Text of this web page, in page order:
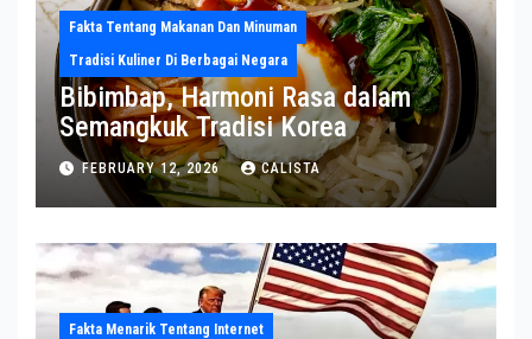
Fakta Tentang Makanan Dan Minuman
Tradisi Kuliner Di Berbagai Negara
Bibimbap, Harmoni Rasa dalam
Semangkuk Tradisi Korea
FEBRUARY 12, 2026 CALISTA
Fakta Menarik Tentang Internet